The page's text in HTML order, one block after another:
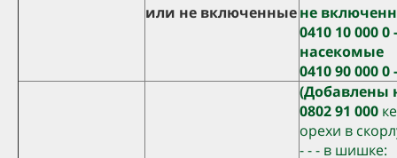
или не включенныене
0410 10 000 0 -
насекомые
0410 90 000
(Добавлены
0802 91 000
орехи в
- - - в шишке: